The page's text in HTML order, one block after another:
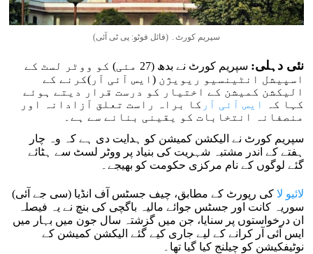
سپریم کورٹ۔ (فائل فوٹو: پی ٹی آئی)
نئی دہلی:
سپریم کورٹ نے بدھ (27 مئی) کو ووٹر لسٹ کے
اسپیشل انٹینسیو ریویژن (ایس آئی آر)کرنے کے
الیکشن کمیشن کے اختیار کو درست قرار دیتے ہوئے
کہا کہ
ایس آئی آر کا براہ راست تعلق آزادانہ اور
منصفانہ انتخابات کو یقینی بنانے سے ہے۔
سپریم کورٹ نے الیکشن کمیشن کو ہدایت دی ہے کہ وہ چار
ہفتے کے اندر مشتبہ شہریت کی بنیاد پر ووٹر لسٹ سے ہٹائے
گئے لوگوں کے نام مرکزی حکومت کو بھیجے۔
لائیو لا کی رپورٹ کے مطابق، چیف جسٹس آف انڈیا (سی جے آئی)
سوریہ کانت اور جسٹس جوائے مالیہ باگچی کی بنچ نے یہ فیصلہ
ان درخواستوں پر سنایا، جن میں گزشتہ سال جون میں بہار میں
ایس آئی آر کرانے کے لیے جاری کیے گئے الیکشن کمیشن کے
نوٹیفکیشن کو چیلنج کیا گیا تھا۔